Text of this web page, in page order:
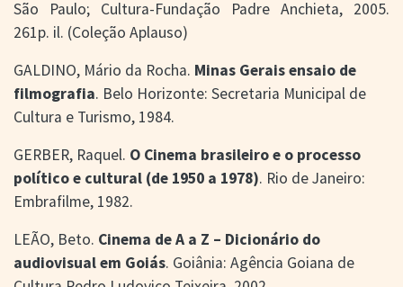
São Paulo; Cultura-Fundação Padre Anchieta, 2005.
261p. il. (Coleção Aplauso)
GALDINO, Mário da Rocha. Minas Gerais ensaio de
filmografia. Belo Horizonte: Secretaria Municipal de
Cultura e Turismo, 1984.
GERBER, Raquel. O Cinema brasileiro e o processo
político e cultural (de 1950 a 1978). Rio de Janeiro:
Embrafilme, 1982.
LEÃO, Beto. Cinema de A a Z – Dicionário do
audiovisual em Goiás. Goiânia: Agência Goiana de